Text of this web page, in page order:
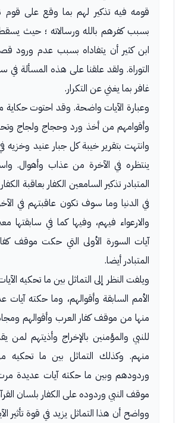
قومه فيه تذكير لهم بما وقع على قوم
بسبب كفرهم بالله ورسالاته ؛ حيث
ابن كثير أن يتفاداه بسبب عدم ورود
التوراة. ولقد علقنا على هذه المسألة
غافر بما يغني عن التكرار.
وعبارة الآيات واضحة. وقد احتوت حكاية
وأقوامهم من أخذ ورد وحجاج ولجاج
وانتهت بتقرير خيبة كل جبار عنيد وخزيه
ينتظره في الآخرة من عذاب وأهوال.
المتبادر تذكير السامعين الكفار بعاقبة
في الدنيا وما سوف تكون عاقبتهم في
والارعواء فيهم، وفيها كما في سابقتها
آيات السورة الأولى التي حكت موقف
المتبادر أيضا.
ويلفت النظر إلى التماثل بين ما تحكيه
الأمم السابقة وأقوالهم، وما حكته آيات
منها من موقف كفار العرب وأقوالهم
للنبي والمؤمنين بالإخراج وأذيتهم لمن
منهم. وكذلك التماثل بين ما تحكيه من
وردودهم وبين ما حكته آيات عديدة
موقف النبي وردوده على الكفار بلسان
وواضح أن هذا التماثل يزيد في قوة تأثير